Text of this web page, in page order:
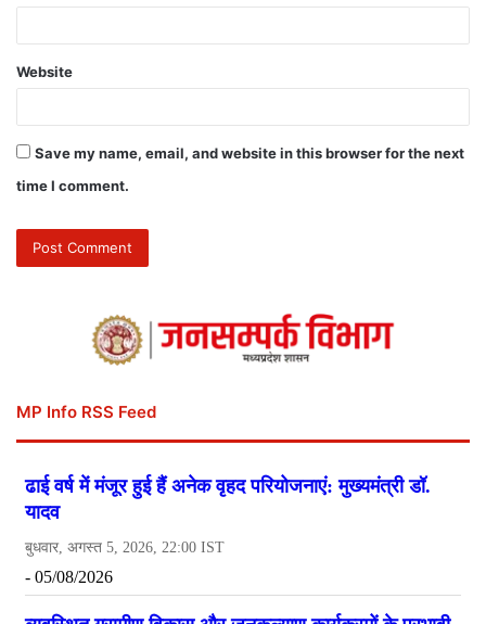
Website
Save my name, email, and website in this browser for the next
time I comment.
MP Info RSS Feed